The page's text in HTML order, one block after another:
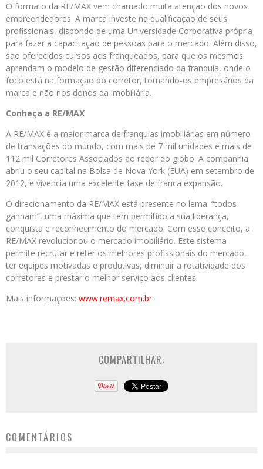
O formato da RE/MAX vem chamado muita atenção dos novos
empreendedores. A marca investe na qualificação de seus
profissionais, dispondo de uma Universidade Corporativa própria
para fazer a capacitação de pessoas para o mercado. Além disso,
são oferecidos cursos aos franqueados, para que os mesmos
aprendam o modelo de gestão diferenciado da franquia, onde o
foco está na formação do corretor, tornando-os empresários da
marca e não nos donos da imobiliária.
Conheça a RE/MAX
A RE/MAX é a maior marca de franquias imobiliárias em número
de transações do mundo, com mais de 7 mil unidades e mais de
112 mil Corretores Associados ao redor do globo. A companhia
abriu o seu capital na Bolsa de Nova York (EUA) em setembro de
2012, e vivencia uma excelente fase de franca expansão.
O direcionamento da RE/MAX está presente no lema: “todos
ganham”, uma máxima que tem permitido a sua liderança,
conquista e reconhecimento do mercado. Com esse conceito, a
RE/MAX revolucionou o mercado imobiliário. Este sistema
permite recrutar e reter os melhores profissionais do mercado,
ter equipes motivadas e produtivas, diminuir a rotatividade dos
corretores e prestar o melhor serviço aos clientes.
Mais informações: www.remax.com.br
COMPARTILHAR:
COMENTÁRIOS